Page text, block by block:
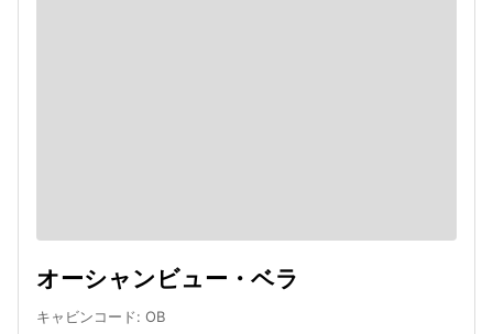
オーシャンビュー・ベラ
キャビンコード: OB